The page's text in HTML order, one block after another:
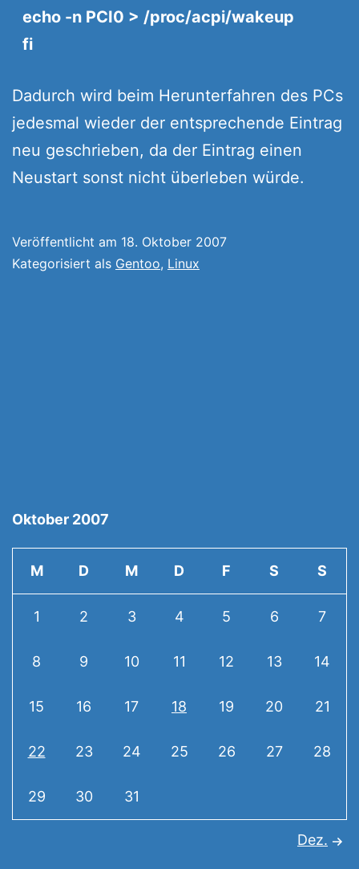
echo -n PCI0 > /proc/acpi/wakeup
fi
Dadurch wird beim Herunterfahren des PCs
jedesmal wieder der entsprechende Eintrag
neu geschrieben, da der Eintrag einen
Neustart sonst nicht überleben würde.
Veröffentlicht am 18. Oktober 2007
Kategorisiert als Gentoo, Linux
Oktober 2007
M D M D F S S
1 2 3 4 5 6 7
8 9 10 11 12 13 14
15 16 17 18 19 20 21
22 23 24 25 26 27 28
29 30 31
Dez.